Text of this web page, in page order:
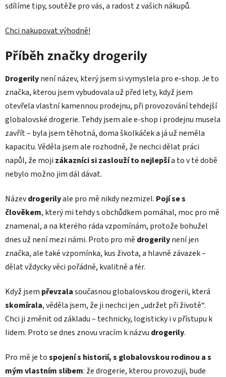
sdílíme tipy, soutěže pro vás, a radost z vašich nákupů.
Chci nakupovat výhodně!
Příběh značky drogerily
Drogerilynení název, který jsem si vymyslela pro e-shop. Je to
značka, kterou jsem vybudovala už před lety, když jsem
otevřela vlastní kamennou prodejnu, při provozování tehdejší
globalovské drogerie. Tehdy jsem ale e-shop i prodejnu musela
zavřít – byla jsem těhotná, doma školkáček a já už neměla
kapacitu. Věděla jsem ale rozhodně, že nechci dělat práci
napůl, že moji zákazníci si zaslouží to nejlepšía to v té době
nebylo možno jim dál dávat.
Názevdrogerilyale pro mě nikdy nezmizel. Pojí se s
člověkem, který mi tehdy s obchůdkem pomáhal, moc pro mě
znamenal, a na kterého ráda vzpomínám, protože bohužel
dnes už není mezi námi. Proto pro mě drogerilynení jen
značka, ale také vzpomínka, kus života, a hlavně závazek –
dělat vždycky věci pořádně, kvalitně a fér.
Když jsem převzalasoučasnou globalovskou drogerii, která
skomírala, věděla jsem, že ji nechci jen „udržet při životě“.
Chci ji změnit od základu – technicky, logisticky i v přístupu k
lidem. Proto se dnes znovu vracím k názvu drogerily.
Pro mě je tospojení s historií, s globalovskou rodinou a s
mým vlastním slibem: že drogerie, kterou provozuji, bude